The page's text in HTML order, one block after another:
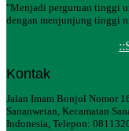
"Menjadi perguruan tinggi
dengan menjunjung tinggi
Kontak
Jalan Imam Bonjol Nomor
Sananwetan, Kecamatan
Indonesia, Telepon: